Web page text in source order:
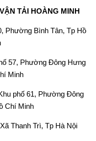
TẢI HOÀNG MINH
Phường Bình Tân, Tp Hồ
57, Phường Đông Hưng
Minh
phố 61, Phường Đông
Chí Minh
Thanh Trì, Tp Hà Nội